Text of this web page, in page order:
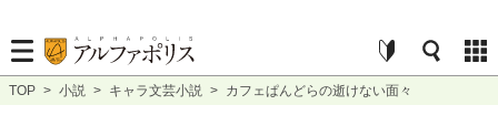
TOP > 小説 > キャラ文芸小説 > カフェぱんどらの逝けない面々